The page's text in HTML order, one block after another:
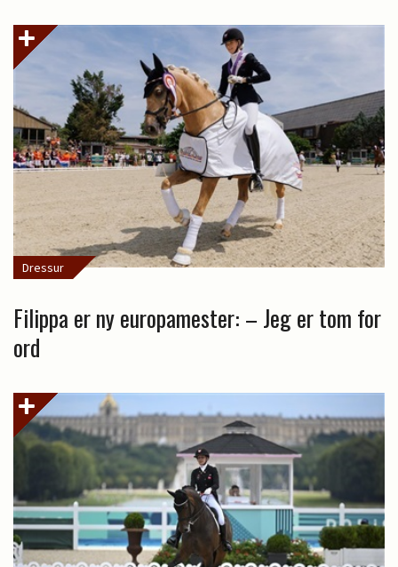
Dressur
Filippa er ny europamester: – Jeg er tom for
ord